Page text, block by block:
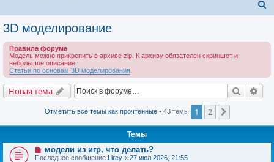
3D моделирование
Правила форума
Модель можно прикрепить в архиве zip. К архиву обязателен скриншот и
небольшое описание.
Статьи по основам 3D моделирования
Новая тема Поиск
Отметить все темы как прочтённые• 43 темы 1 2
Темы
модели из игр, что делать?
Последнее сообщение Lirey « 27 июл 2026, 21:55